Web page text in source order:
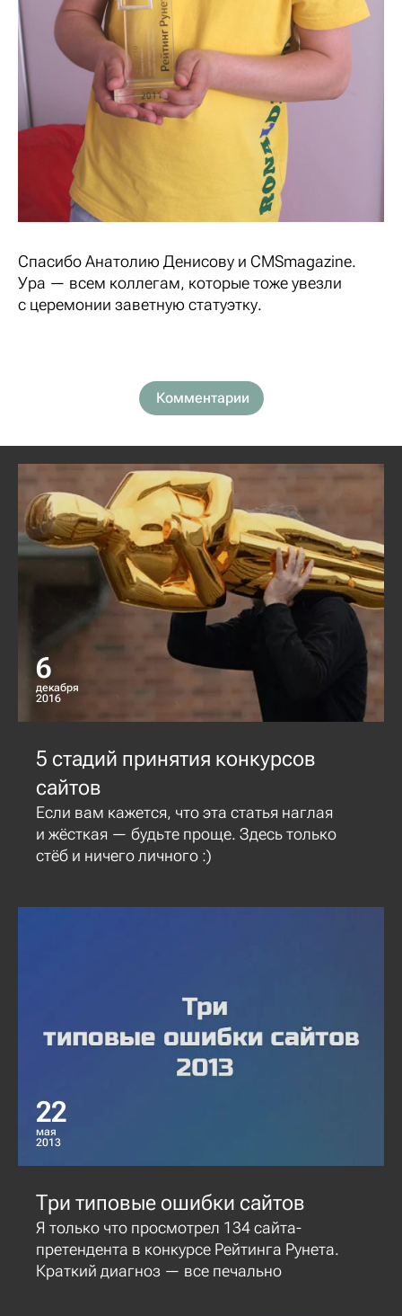
Спасибо Анатолию Денисову и CMSmagazine.
Ура — всем коллегам, которые тоже увезли
с церемонии заветную статуэтку.
Комментарии
6
декабря
2016
5 стадий принятия конкурсов
сайтов
Если вам кажется, что эта статья наглая
и жёсткая — будьте проще. Здесь только
стёб и ничего личного :)
22
мая
2013
Три типовые ошибки сайтов
Я только что просмотрел 134 сайта-
претендента в конкурсе Рейтинга Рунета.
Краткий диагноз — все печально